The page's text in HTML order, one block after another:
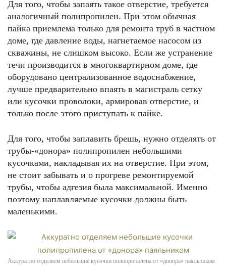
Для того, чтобы запаять такое отверстие, требуется
аналогичный полипропилен. При этом обычная
пайка приемлема только для ремонта труб в частном
доме, где давление воды, нагнетаемое насосом из
скважины, не слишком высоко. Если же устранение
течи производится в многоквартирном доме, где
оборудовано централизованное водоснабжение,
лучше предварительно впаять в магистраль сетку
или кусочки проволоки, армировав отверстие, и
только после этого приступать к пайке.
Для того, чтобы заплавить брешь, нужно отделять от
трубы-«донора» полипропилен небольшими
кусочками, накладывая их на отверстие. При этом,
не стоит забывать и о прогреве ремонтируемой
трубы, чтобы адгезия была максимальной. Именно
поэтому наплавляемые кусочки должны быть
маленькими.
Аккуратно отделяем небольшие кусочки полипропилена от «донора» паяльником